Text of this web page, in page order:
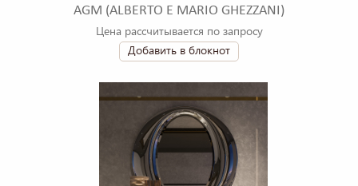
AGM (ALBERTO E MARIO GHEZZANI)
Цена рассчитывается по запросу
Добавить в блокнот